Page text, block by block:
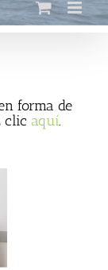
forma de
clic aquí.